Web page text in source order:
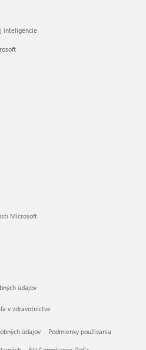
inteligencie
Microsoft
údajov
v zdravotníctve
údajov Podmienky používania